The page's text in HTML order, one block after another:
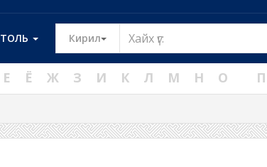
ТОЛЬ Кирил Toggle Dropdown
Е Ё Ж З И К Л М Н О П